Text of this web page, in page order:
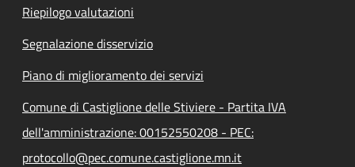
Riepilogo valutazioni
Segnalazione disservizio
Piano di miglioramento dei servizi
Comune di Castiglione delle Stiviere - Partita IVA
dell'amministrazione: 00152550208 - PEC:
protocollo@pec.comune.castiglione.mn.it